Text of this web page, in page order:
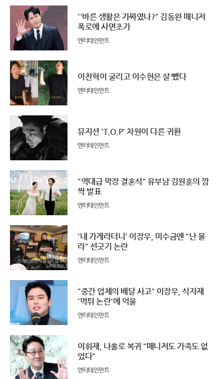
''바른 생활은 가짜였나?" 김동완 매니저
폭로에 사면초가
엔터테인먼트
이찬혁이 굴리고 이수현은 살 뺐다
엔터테인먼트
뮤지션 'T.O.P' 차원이 다른 귀환
엔터테인먼트
"역대급 막장 결혼식" 유부남 김원훈의 깜
짝 발표
엔터테인먼트
'내 가게라더니' 이장우, 미수금엔 "난 몰
라" 선긋기 논란
엔터테인먼트
"중간 업체의 배달 사고" 이장우, 식자재
'먹튀 논란'에 억울
엔터테인먼트
이휘재, 나홀로 복귀 "매니저도 가족도 없
었다"
엔터테인먼트